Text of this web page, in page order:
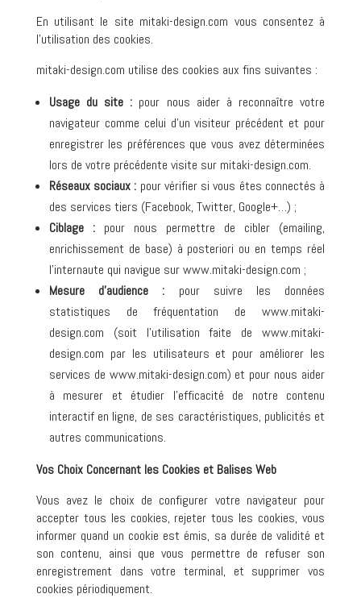
En utilisant le site mitaki-design.com vous consentez à
l’utilisation des cookies.
mitaki-design.com utilise des cookies aux fins suivantes :
Usage du site : pour nous aider à reconnaître votre
navigateur comme celui d’un visiteur précédent et pour
enregistrer les préférences que vous avez déterminées
lors de votre précédente visite sur mitaki-design.com.
Réseaux sociaux : pour vérifier si vous êtes connectés à
des services tiers (Facebook, Twitter, Google+…) ;
Ciblage :pour nous permettre de cibler (emailing,
enrichissement de base) à posteriori ou en temps réel
l’internaute qui navigue sur www.mitaki-design.com ;
Mesure d’audience : pour suivre les données
statistiques de fréquentation de www.mitaki-
design.com (soit l’utilisation faite de www.mitaki-
design.com par les utilisateurs et pour améliorer les
services de www.mitaki-design.com) et pour nous aider
à mesurer et étudier l’efficacité de notre contenu
interactif en ligne, de ses caractéristiques, publicités et
autres communications.
Vos Choix Concernant les Cookies et Balises Web
Vous avez le choix de configurer votre navigateur pour
accepter tous les cookies, rejeter tous les cookies, vous
informer quand un cookie est émis, sa durée de validité et
son contenu, ainsi que vous permettre de refuser son
enregistrement dans votre terminal, et supprimer vos
cookies périodiquement.